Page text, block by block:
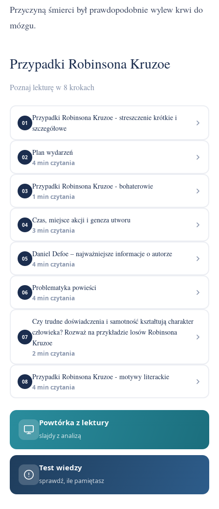
Przyczyną śmierci był prawdopodobnie wylew krwi do
mózgu.
Przypadki Robinsona Kruzoe
Poznaj lekturę w 8 krokach
01
Przypadki Robinsona Kruzoe - streszczenie krótkie i
szczegółowe
02
Plan wydarzeń
4 min czytania
03
Przypadki Robinsona Kruzoe - bohaterowie
1 min czytania
04
Czas, miejsce akcji i geneza utworu
3 min czytania
05
Daniel Defoe – najważniejsze informacje o autorze
4 min czytania
06
Problematyka powieści
4 min czytania
07
Czy trudne doświadczenia i samotność kształtują charakter
człowieka? Rozważ na przykładzie losów Robinsona
Kruzoe
2 min czytania
08
Przypadki Robinsona Kruzoe - motywy literackie
4 min czytania
Powtórka z lektury
slajdy z analizą
Test wiedzy
sprawdź, ile pamiętasz